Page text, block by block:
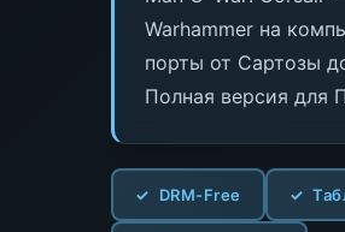
Warhammer на
порты от Сартозы
Полная версия для
DRM-Free